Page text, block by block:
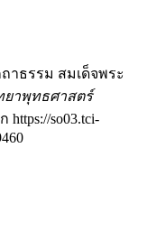
าธรรม สมเด็จพระ
ยาพุทธศาสตร์
https://so03.tci-